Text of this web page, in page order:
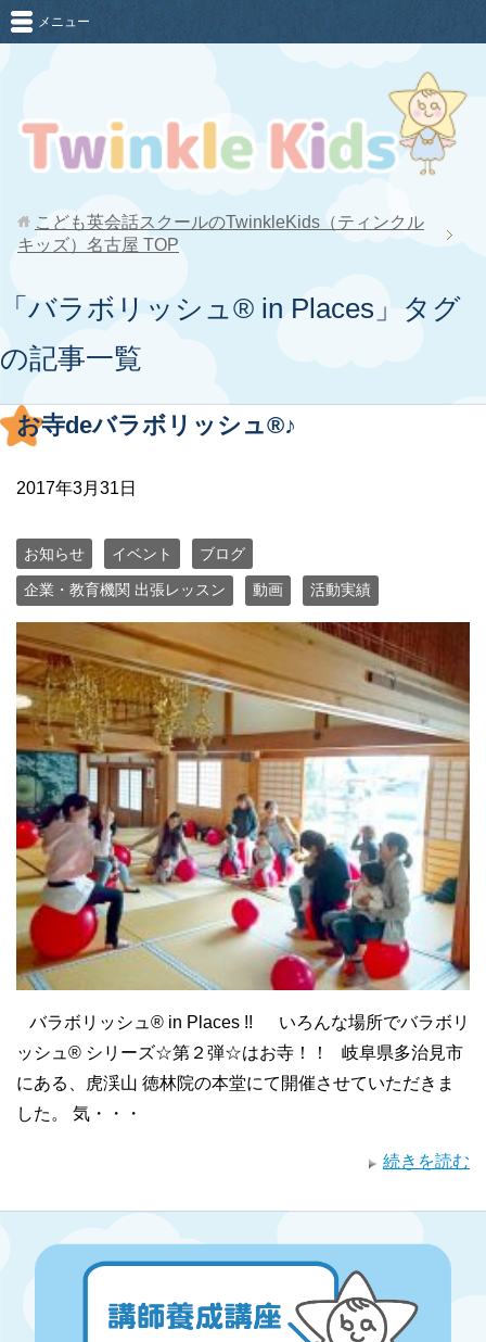
メニュー
こども英会話スクールのTwinkleKids（ティンクル
キッズ）名古屋 TOP
「バラボリッシュ® in Places」タグ
の記事一覧
お寺deバラボリッシュ®︎♪
2017年3月31日
お知らせ イベント ブログ
企業・教育機関 出張レッスン 動画 活動実績
バラボリッシュ®︎ in Places !! いろんな場所でバラボリ
ッシュ®︎ シリーズ☆第２弾☆はお寺！！ 岐阜県多治見市
にある、虎渓山 徳林院の本堂にて開催させていただきま
した。 気・・・
続きを読む